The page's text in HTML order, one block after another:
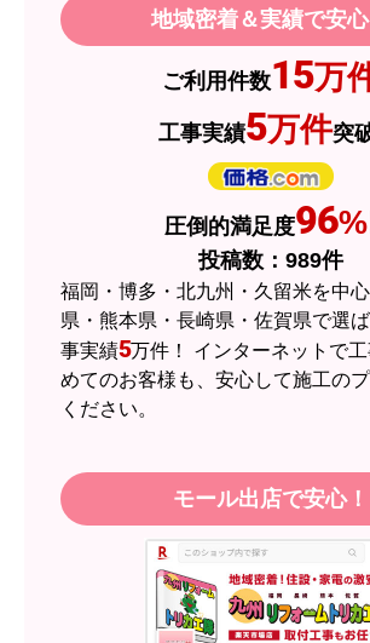
2026年7月3日 19:01
欲しい商品をスムーズに注文できましたか
ショップからの連絡や対応は適切でしたか
予定の期日までに商品が届きましたか？
はい
商品の梱包は必要十分なものでしたか？
はい
またこのショップを利用したいですか？
【注文商品】エアコン・クー
文時期】2026年05月頃（モバイ
【このショップを選んだ理由は？】
近隣のショップでしっかりやってく
地域密着＆実績で安心
ご利用件数15万
工事実績5万件突
圧倒的満足度96
投稿数： 989件
福岡・博多・北九州・久留米を中
県・熊本県・長崎県・佐賀県で選
事実績5万件！ インターネットで
めてのお客様も、安心して施工の
ください。
モール出店で安心！